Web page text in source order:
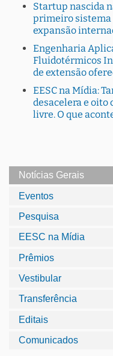
Startup nascida
primeiro sistema
expansão
Engenharia
Fluidotérmicos
de extensão
EESC na Mídia:
desacelera e oito
livre. O que
Notícias Gerais
Eventos
Pesquisa
EESC na Mídia
Prêmios
Vestibular
Transferência
Editais
Comunicados